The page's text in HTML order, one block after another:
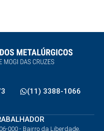
(11) 3388-1066
000 - Bairro da Liberdade,